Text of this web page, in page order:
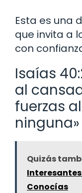
Esta es una
que invita a
con
Isaías
al
fuerzas
ninguna»
Quizás
Interesantes
Conocías